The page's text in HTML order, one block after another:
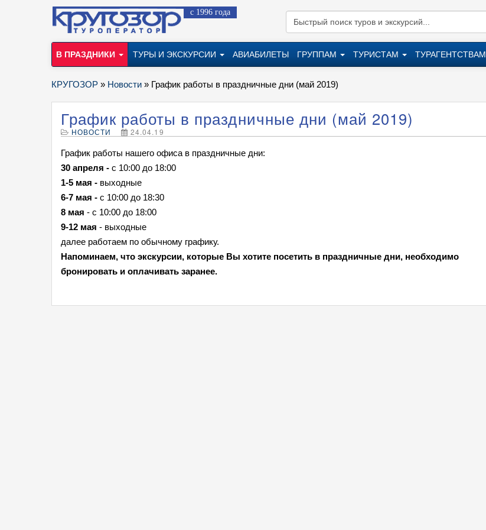
с 1996 года
В ПРАЗДНИКИ ТУРЫ И ЭКСКУРСИИ АВИАБИЛЕТЫ ГРУППАМ ТУРИСТАМ ТУРАГЕНТСТВАМ
КРУГОЗОР » Новости » График работы в праздничные дни (май 2019)
График работы в праздничные дни (май 2019)
НОВОСТИ 24.04.19
График работы нашего офиса в праздничные дни:
30 апреля - с 10:00 до 18:00
1-5 мая - выходные
6-7 мая - с 10:00 до 18:30
8 мая - с 10:00 до 18:00
9-12 мая - выходные
далее работаем по обычному графику.
Напоминаем, что экскурсии, которые Вы хотите посетить в праздничные дни, необходимо
бронировать и оплачивать заранее.